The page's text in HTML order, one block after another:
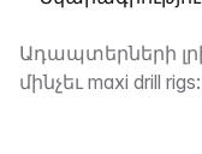
Ադապտերների
մինչեւ maxi drill rigs: